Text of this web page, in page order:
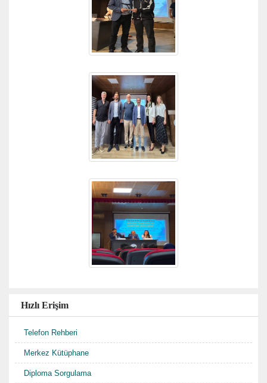
Hızlı Erişim
Telefon Rehberi
Merkez Kütüphane
Diploma Sorgulama